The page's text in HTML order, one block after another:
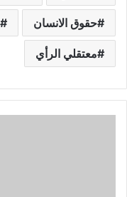
حقوق الانسان
معتقلي الرأي